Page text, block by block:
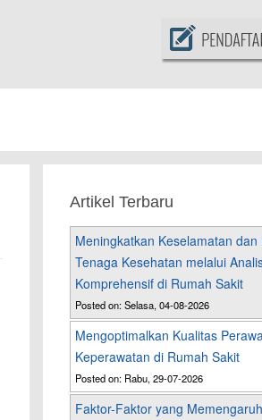
Artikel Terbaru
Meningkatkan Keselamatan dan
Tenaga Kesehatan melalui
Komprehensif di Rumah Sakit
Posted on: Selasa, 04-08-2026
Mengoptimalkan Kualitas
Keperawatan di Rumah Sakit
Posted on: Rabu, 29-07-2026
Faktor-Faktor yang